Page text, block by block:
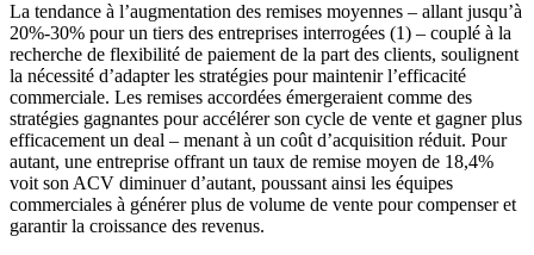
La tendance à l’augmentation des remises moyennes – allant jusqu’à
20%-30% pour un tiers des entreprises interrogées (1) – couplé à la
recherche de flexibilité de paiement de la part des clients, soulignent
la nécessité d’adapter les stratégies pour maintenir l’efficacité
commerciale. Les remises accordées émergeraient comme des
stratégies gagnantes pour accélérer son cycle de vente et gagner plus
efficacement un deal – menant à un coût d’acquisition réduit. Pour
autant, une entreprise offrant un taux de remise moyen de 18,4%
voit son ACV diminuer d’autant, poussant ainsi les équipes
commerciales à générer plus de volume de vente pour compenser et
garantir la croissance des revenus.